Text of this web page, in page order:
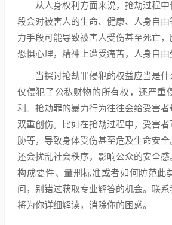
从人身权利方面来说，抢劫过程
段会对被害人的生命、健康、人身自
力手段可能导致被害人受伤甚至死亡
恐惧心理，精神上遭受痛苦，人身自由
当探讨抢劫罪侵犯的权益应当是
仅侵犯了公私财物的所有权，还严重
利。抢劫罪的暴力行为往往会给受害
双重创伤。比如在抢劫过程中，受害
胁等，导致身体受伤甚至危及生命安
还会扰乱社会秩序，影响公众的安全
构成要件、量刑标准或者如何防范此
问，别错过获取专业解答的机会。联
将为你详细解读，消除你的困惑。